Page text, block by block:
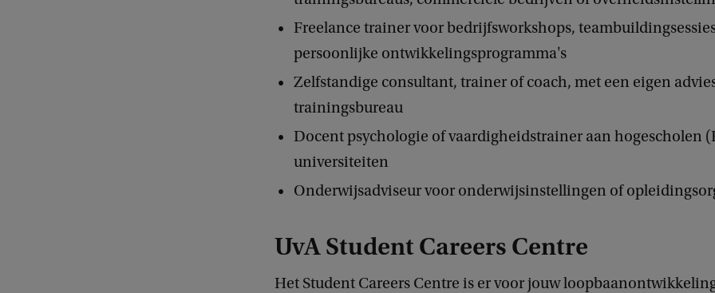
Freelance trainer voor bedrijfsworkshops,
persoonlijke ontwikkelingsprogramma's
Zelfstandige consultant, trainer of coach, met een eigen
trainingsbureau
Docent psychologie of vaardigheidstrainer aan hogescholen
universiteiten
Onderwijsadviseur voor onderwijsinstellingen of
UvA Student Careers Centre
Het Student Careers Centre is er voor jouw